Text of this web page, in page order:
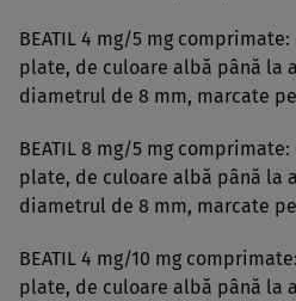
BEATIL 4 mg/5 mg
plate, de culoare albă până la
diametrul de 8 mm, marcate pe
BEATIL 8 mg/5 mg
plate, de culoare albă până la
diametrul de 8 mm, marcate pe
BEATIL 4 mg/10 mg
plate, de culoare albă până la